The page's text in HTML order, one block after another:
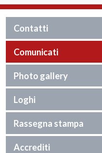
Contatti
Comunicati
Photo gallery
Loghi
Rassegna stampa
Accrediti